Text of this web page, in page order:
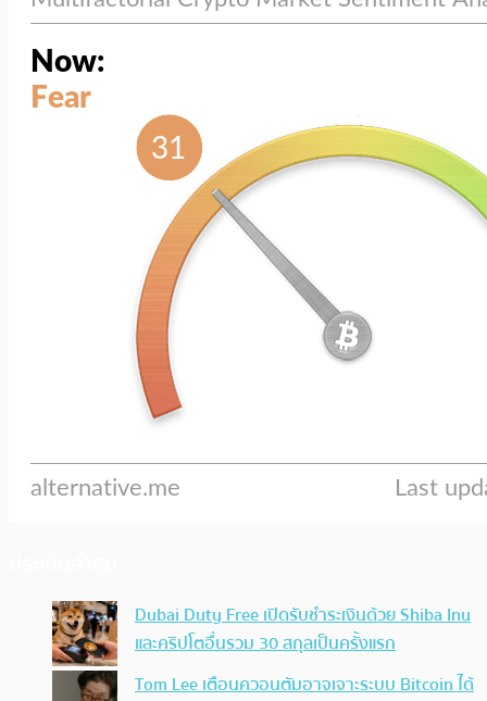
Dubai Duty Free เปิดรับชำระเงินด้วย Shiba Inu
และคริปโตอื่นรวม 30 สกุลเป็นครั้งแรก
Tom Lee เตือนควอนตัมอาจเจาะระบบ Bitcoin ได้